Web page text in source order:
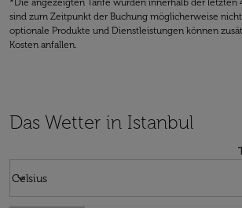
*Die angezeigten Tarife wurden innerhalb der letzten
sind zum Zeitpunkt der Buchung möglicherweise
optionale Produkte und Dienstleistungen können
Kosten anfallen.
Das Wetter in Istanbul
Celsius
keyboard_arrow_down